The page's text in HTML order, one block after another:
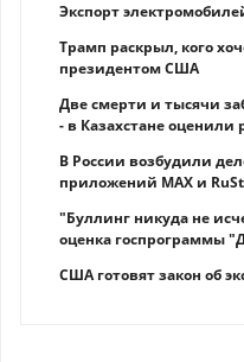
Экспорт
Трамп раскрыл, кого
президентом США
Две смерти и тысячи
- в Казахстане
В России возбудили
приложений MAX и
"Буллинг никуда не
оценка госпрограммы
США готовят закон об